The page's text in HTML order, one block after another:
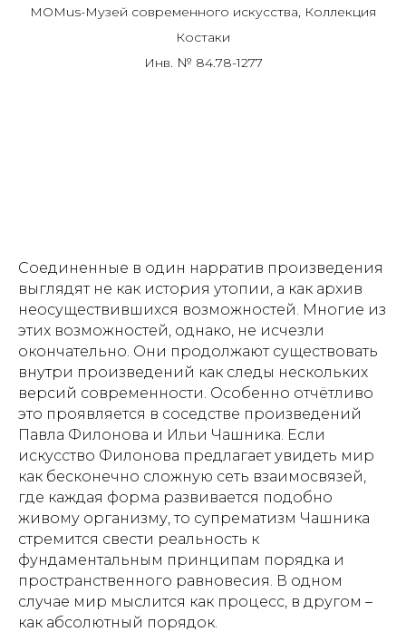
MOMus-Музей современного искусства, Коллекция
Костаки
Инв. № 84.78-1277
Соединенные в один нарратив произведения
выглядят не как история утопии, а как архив
неосуществившихся возможностей. Многие из
этих возможностей, однако, не исчезли
окончательно. Они продолжают существовать
внутри произведений как следы нескольких
версий современности. Особенно отчётливо
это проявляется в соседстве произведений
Павла Филонова и Ильи Чашника. Если
искусство Филонова предлагает увидеть мир
как бесконечно сложную сеть взаимосвязей,
где каждая форма развивается подобно
живому организму, то супрематизм Чашника
стремится свести реальность к
фундаментальным принципам порядка и
пространственного равновесия. В одном
случае мир мыслится как процесс, в другом –
как абсолютный порядок.